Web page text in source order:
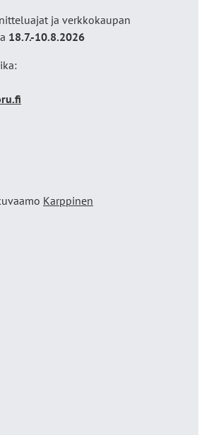
ja verkkokaupan
18.7.-10.8.2026
Karppinen